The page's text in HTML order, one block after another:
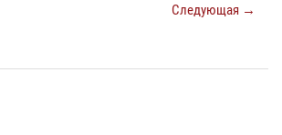
Следующая →